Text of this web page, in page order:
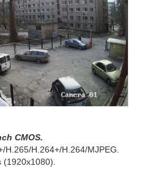
CMOS.
H.265/H.264+/H.264/MJPEG.